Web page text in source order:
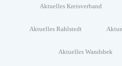
Aktuelles Kreisverband
Aktuelles Rahlstedt
Aktuelles Wandsbek